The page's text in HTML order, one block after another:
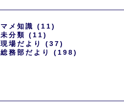
マメ知識 (11)
未分類 (11)
現場だより (37)
総務部だより (198)